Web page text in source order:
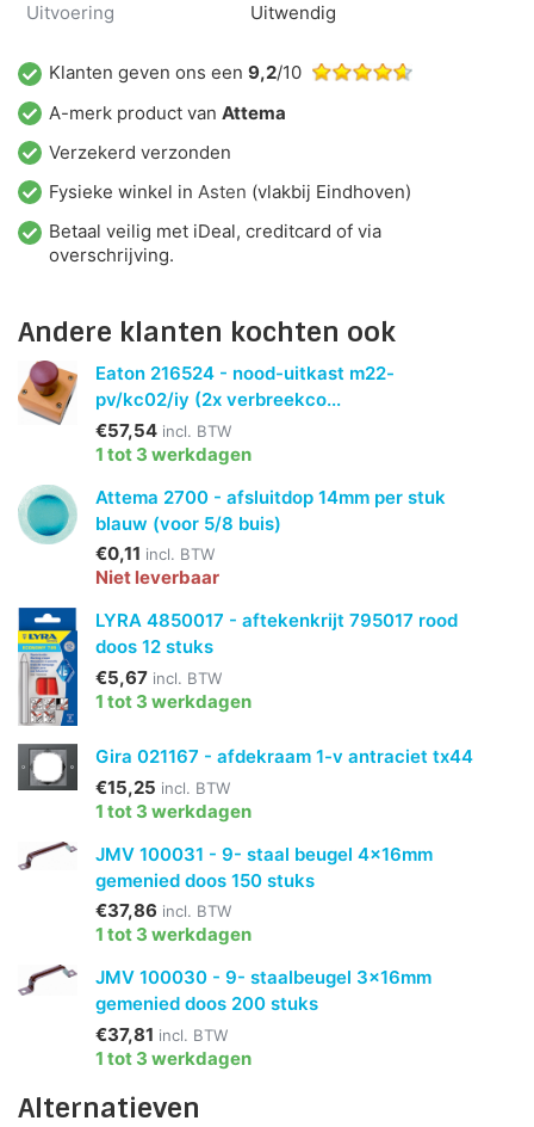
Uitvoering
Uitwendig
Klanten geven ons een 9,2/10
A-merk product van Attema
Verzekerd verzonden
Fysieke winkel in Asten (vlakbij Eindhoven)
Betaal veilig met iDeal, creditcard of via
overschrijving.
Andere klanten kochten ook
Eaton 216524 - nood-uitkast m22-
pv/kc02/iy (2x verbreekco...
€57,54 incl. BTW
1 tot 3 werkdagen
Attema 2700 - afsluitdop 14mm per stuk
blauw (voor 5/8 buis)
€0,11 incl. BTW
Niet leverbaar
LYRA 4850017 - aftekenkrijt 795017 rood
doos 12 stuks
€5,67 incl. BTW
1 tot 3 werkdagen
Gira 021167 - afdekraam 1-v antraciet tx44
€15,25 incl. BTW
1 tot 3 werkdagen
JMV 100031 - 9- staal beugel 4x16mm
gemenied doos 150 stuks
€37,86 incl. BTW
1 tot 3 werkdagen
JMV 100030 - 9- staalbeugel 3x16mm
gemenied doos 200 stuks
€37,81 incl. BTW
1 tot 3 werkdagen
Alternatieven